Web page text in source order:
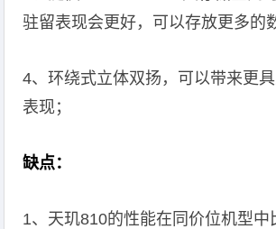
驻留表现会更好，可以存放更多的
4、环绕式立体双扬，可以带来更
表现；
缺点：
1、天玑810的性能在同价位机型中